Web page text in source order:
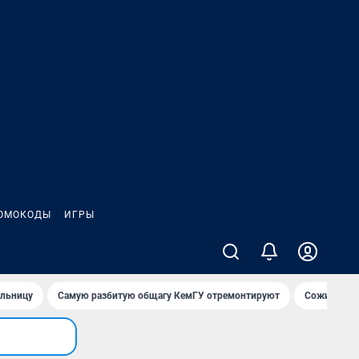
ИГРЫ
Самую разбитую общагу КемГУ отремонтируют